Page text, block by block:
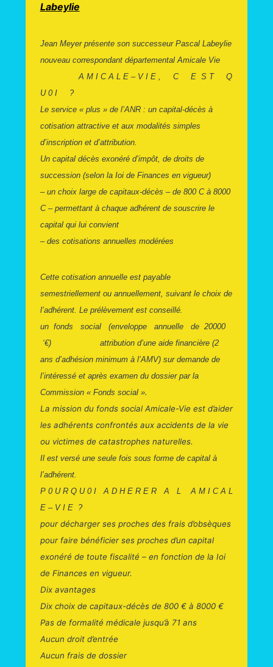
Labeylie
Jean Meyer présente son successeur Pascal Labeylie
nouveau correspondant départemental Amicale Vie
A M I C A L E – V I E , C E S T Q
U 0 I ?
Le service « plus » de l’ANR : un capital-décès à
cotisation attractive et aux modalités simples
d’inscription et d’attribution.
Un capital décès exonéré d’impôt, de droits de
succession (selon la Ioi de Finances en vigueur)
– un choix large de capitaux-décès – de 800 C à 8000
C – permettant à chaque adhérent de souscrire le
capital qui lui convient
– des cotisations annuelles modérées
Cette cotisation annuelle est payable
semestriellement ou annuellement, suivant le choix de
l’adhérent. Le prélèvement est conseillé.
un fonds social (enveloppe annuelle de 20000
‘€) attribution d’une aide financière (2
ans d’adhésion minimum à l’AMV) sur demande de
l’intéressé et après examen du dossier par la
Commission « Fonds social ».
La mission du fonds social Amicale-Vie est d’aider
les adhérents confrontés aux accidents de la vie
ou victimes de catastrophes naturelles.
Il est versé une seule fois sous forme de capital à
l’adhérent.
P 0 U R Q U 0 I A D H E R E R A L A M I C A L
E – V I E ?
pour décharger ses proches des frais d’obsèques
pour faire bénéficier ses proches d’un capital
exonéré de toute fiscalité – en fonction de la Ioi
de Finances en vigueur.
Dix avantages
Dix choix de capitaux-décès de 800 € à 8000 €
Pas de formalité médicale jusqu’à 71 ans
Aucun droit d’entrée
Aucun frais de dossier